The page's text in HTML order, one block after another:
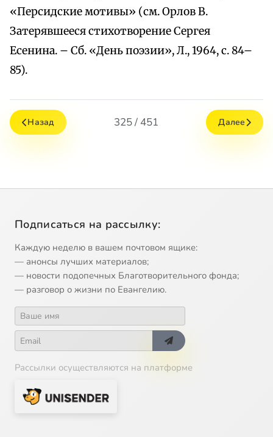
«Персидские мотивы» (см. Орлов В.
Затерявшееся стихотворение Сергея
Есенина. – Сб. «День поэзии», Л., 1964, с. 84–
85).
Назад 325 / 451 Далее
Подписаться на рассылку:
Каждую неделю в вашем почтовом ящике:
— анонсы лучших материалов;
— новости подопечных Благотворительного фонда;
— разговор о жизни по Евангелию.
Рассылки осуществляются на платформе